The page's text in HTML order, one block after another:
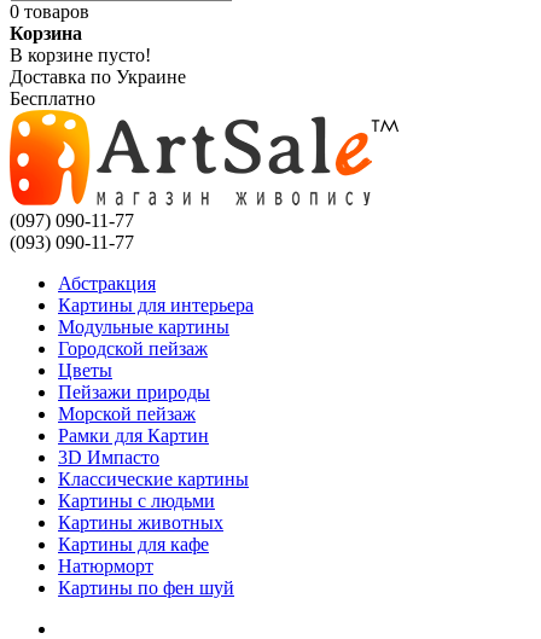
0 товаров
Корзина
В корзине пусто!
Доставка по Украине
Бесплатно
(097) 090-11-77
(093) 090-11-77
Абстракция
Картины для интерьера
Модульные картины
Городской пейзаж
Цветы
Пейзажи природы
Морской пейзаж
Рамки для Картин
3D Импасто
Классические картины
Картины с людьми
Картины животных
Картины для кафе
Натюрморт
Картины по фен шуй